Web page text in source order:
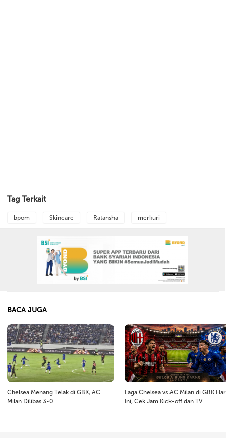
Tag Terkait
bpom Skincare Ratansha merkuri
BACA JUGA
Chelsea Menang Telak di GBK, AC
Milan Dilibas 3-0
Laga Chelsea vs AC Milan di GBK
Ini, Cek Jam Kick-off dan TV